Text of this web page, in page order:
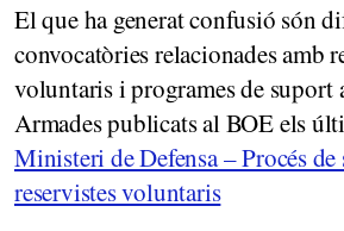
El que ha generat confusió són
convocatòries relacionades amb
voluntaris i programes de suport
Armades publicats al BOE els
Ministeri de Defensa – Procés de
reservistes voluntaris